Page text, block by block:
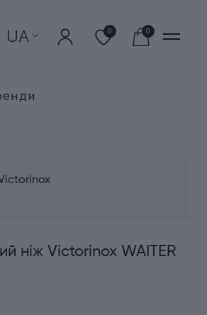
UA 0 0
ніж Victorinox WAITER